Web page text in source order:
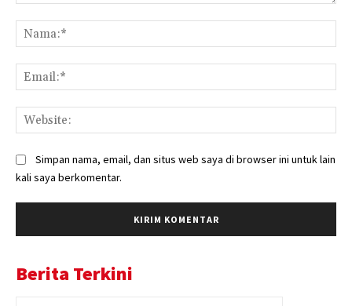
Simpan nama, email, dan situs web saya di browser ini untuk lain
kali saya berkomentar.
Berita Terkini